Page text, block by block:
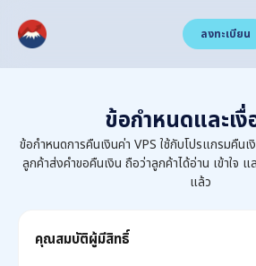
ลงทะเบียน
ข้อกำหนดและเงื่
ข้อกำหนดการคืนเงินค่า VPS ใช้กับโปรแกรมคืนเ
ลูกค้าส่งคำขอคืนเงิน ถือว่าลูกค้าได้อ่าน เข้าใจ
แล้ว
คุณสมบัติผู้มีสิทธิ์